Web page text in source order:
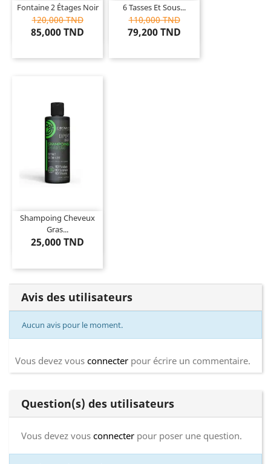
Fontaine 2 Étages Noir
120,000 TND
85,000 TND
6 Tasses Et Sous...
110,000 TND
79,200 TND
Shampoing Cheveux
Gras...
25,000 TND
Avis des utilisateurs
Aucun avis pour le moment.
Vous devez vous connecter pour écrire un commentaire.
Question(s) des utilisateurs
Vous devez vous connecter pour poser une question.